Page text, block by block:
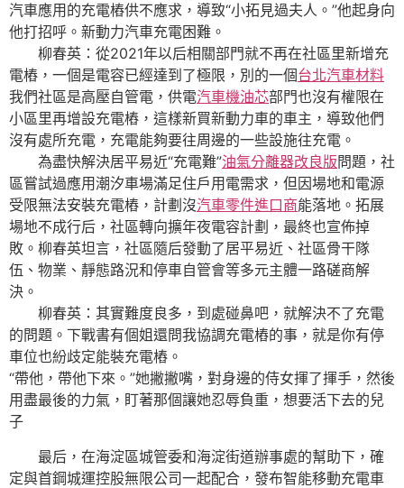
汽車應用的充電樁供不應求，導致“小拓見過夫人。”他起身向
他打招呼。新動力汽車充電困難。
柳春英：從2021年以后相關部門就不再在社區里新增充
電樁，一個是電容已經達到了極限，別的一個台北汽車材料
我們社區是高壓自管電，供電汽車機油芯部門也沒有權限在
小區里再增設充電樁，這樣新買新動力車的車主，導致他們
沒有處所充電，充電能夠要往周邊的一些設施往充電。
為盡快解決居平易近“充電難”油氣分離器改良版問題，社
區嘗試過應用潮汐車場滿足住戶用電需求，但因場地和電源
受限無法安裝充電樁，計劃沒汽車零件進口商能落地。拓展
場地不成行后，社區轉向擴年夜電容計劃，最終也宣佈掉
敗。柳春英坦言，社區隨后發動了居平易近、社區骨干隊
伍、物業、靜態路況和停車自管會等多元主體一路磋商解
決。
柳春英：其實難度良多，到處碰鼻吧，就解決不了充電
的問題。下戰書有個姐還問我協調充電樁的事，就是你有停
車位也紛歧定能裝充電樁。
“帶他，帶他下來。”她撇撇嘴，對身邊的侍女揮了揮手，然後
用盡最後的力氣，盯著那個讓她忍辱負重，想要活下去的兒
子
最后，在海淀區城管委和海淀街道辦事處的幫助下，確
定與首鋼城運控股無限公司一起配合，發布智能移動充電車